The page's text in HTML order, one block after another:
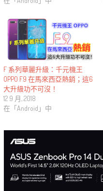
F 系列華麗升級：千元機王
OPPO F9 在馬來西亞熱銷；這6
大升級功不可沒！
12 9 月, 2018
在「Android」中